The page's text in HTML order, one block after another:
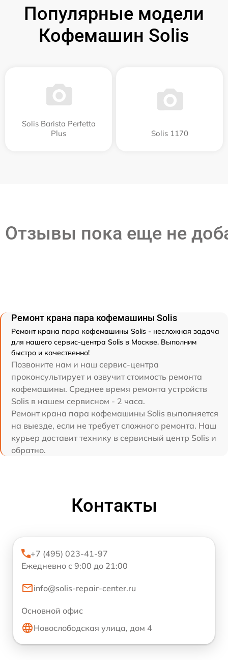
Популярные модели
Кофемашин Solis
Solis Barista Perfetta
Plus
Solis 1170
Отзывы пока еще не
Ремонт крана пара кофемашины Solis
Ремонт крана пара кофемашины Solis - несложная задача
для нашего сервис-центра Solis в Москве. Выполним
быстро и качественно!
Позвоните нам и наш сервис-центра
проконсультирует и озвучит стоимость ремонта
кофемашины. Среднее время ремонта устройств
Solis в нашем сервисном - 2 часа.
Ремонт крана пара кофемашины Solis выполняется
на выезде, если не требует сложного ремонта. Наш
курьер доставит технику в сервисный центр Solis и
обратно.
Контакты
+7 (495) 023-41-97
Ежедневно с 9:00 до 21:00
info@solis-repair-center.ru
Основной офис
Новослободская улица, дом 4